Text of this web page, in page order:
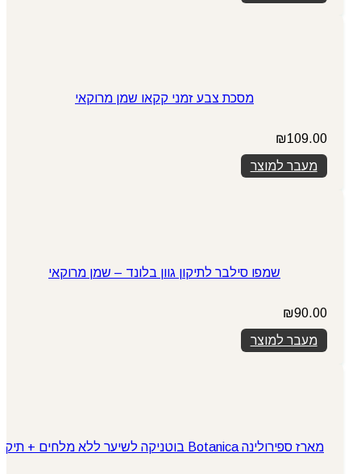
מסכת צבע זמני קקאו שמן מרוקאי
₪109.00
מעבר למוצר
שמפו סילבר לתיקון גוון בלונד – שמן מרוקאי
₪90.00
מעבר למוצר
מארז ספירולינה Botanica בוטניקה לשיער ללא מלחים + תיק